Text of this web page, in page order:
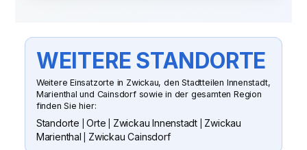
WEITERE STANDORTE
Weitere Einsatzorte in Zwickau, den Stadtteilen Innenstadt,
Marienthal und Cainsdorf sowie in der gesamten Region
finden Sie hier:
Standorte |Orte Zwickau Innenstadt
Zwickau
Marienthal
Zwickau Cainsdorf